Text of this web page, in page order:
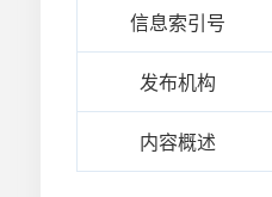
信息索引号
发布机构
内容概述